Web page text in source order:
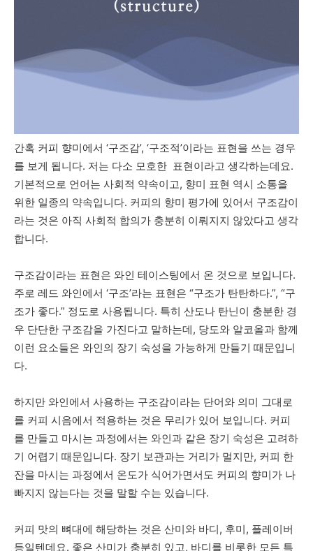
간혹 커피 향미에서 ‘구조감’, ‘구조적’이라는 표현을 쓰는 경우
를 보게 됩니다. 저는 다소 모호한 표현이라고 생각하는데요.
기본적으로 언어는 사회적 약속이고, 향미 표현 역시 소통을
위한 일종의 약속입니다. 커피의 향미 평가에 있어서 구조감이
라는 것은 아직 사회적 합의가 충분히 이뤄지지 않았다고 생각
합니다.
구조감이라는 표현은 와인 테이스팅에서 온 것으로 보입니다.
주로 레드 와인에서 ‘구조’라는 표현은 “구조가 탄탄하다.”, “구
조가 좋다.” 정도로 사용됩니다. 특히 산도나 탄닌이 충분한 경
우 단단한 구조감을 가진다고 말하는데, 당도와 알코올과 함께
이런 요소들은 와인의 장기 숙성을 가능하게 만들기 때문입니
다.
하지만 와인에서 사용하는 구조감이라는 단어와 의미 그대로
를 커피 시음에서 적용하는 것은 무리가 있어 보입니다. 커피
를 만들고 마시는 과정에서는 와인과 같은 장기 숙성은 고려하
기 어렵기 때문입니다. 장기 보관과는 거리가 멀지만, 커피 한
잔을 마시는 과정에서 온도가 식어가면서도 커피의 향미가 나
빠지지 않는다는 것을 말할 수는 있습니다.
커피 맛의 뼈대에 해당하는 것은 산미와 바디, 후미, 플레이버
등일텐데요. 좋은 산미가 충분히 있고, 바디를 비롯한 모든 특